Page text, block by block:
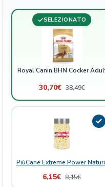
SELEZIONATO
Royal Canin BHN Cocker
30,70€ 38,49€
PiùCane Extreme Power
6,15€ 8,15€